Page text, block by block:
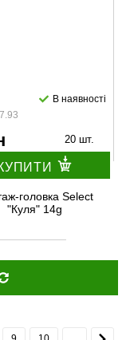
В наявності
20 шт.
головка Select
"Куля" 14g